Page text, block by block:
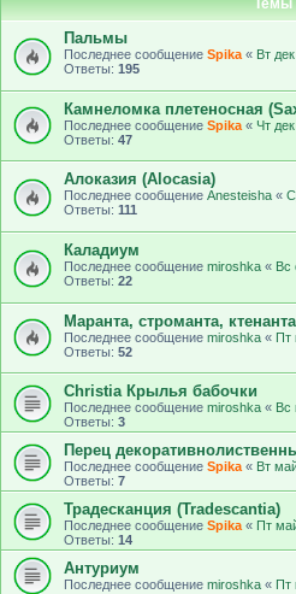
Темы
Пальмы
Последнее сообщение Spika « Вт
Ответы: 195
Камнеломка плетеносная
Последнее сообщение Spika « Чт
Ответы: 47
Алоказия (Alocasia)
Последнее сообщение Anesteisha «
Ответы: 111
Каладиум
Последнее сообщение miroshka « Вс
Ответы: 22
Маранта, строманта,
Последнее сообщение miroshka « Пт
Ответы: 52
Christia Крылья бабочки
Последнее сообщение miroshka « Вс
Ответы: 3
Перец
Последнее сообщение Spika « Вт
Ответы: 7
Традесканция (Tradescantia)
Последнее сообщение Spika « Пт
Ответы: 14
Антуриум
Последнее сообщение miroshka « Пт